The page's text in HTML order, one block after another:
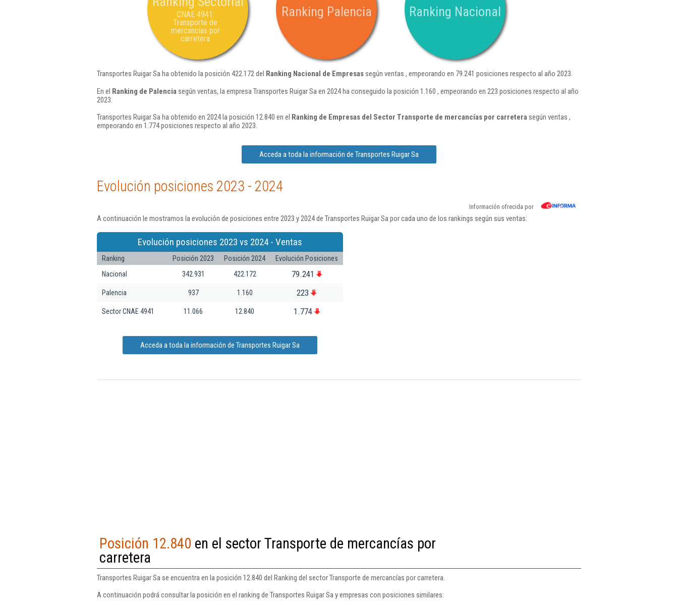
CNAE 4941:
Transporte de
mercancías por
carretera
Ranking Palencia Ranking Nacional
Transportes Ruigar Sa ha obtenido la posición 422.172 del Ranking Nacional de Empresassegún ventas , empeorando en 79.241 posiciones respecto al año 2023.
En el Ranking de Palencia según ventas, la empresa Transportes Ruigar Sa en 2024 ha conseguido la posición 1.160 , empeorando en 223 posiciones respecto al año
2023.
Transportes Ruigar Sa ha obtenido en 2024 la posición 12.840 en el Ranking de Empresas del Sector Transporte de mercancías por carreterasegún ventas ,
empeorando en 1.774 posiciones respecto al año 2023.
Acceda a toda la información de Transportes Ruigar Sa
Evolución posiciones 2023 - 2024
Información ofrecida por
A continuación le mostramos la evolución de posiciones entre 2023 y 2024 de Transportes Ruigar Sa por cada uno de los rankings según sus ventas:
Evolución posiciones 2023 vs 2024 - Ventas
Ranking Posición 2023 Posición 2024
Evolución Posiciones
Nacional
342.931 422.172 79.241
Palencia 937 1.160 223
Sector CNAE 4941 11.066 12.840 1.774
Acceda a toda la información de Transportes Ruigar Sa
Posición 12.840 en el sector Transporte de mercancías por
carretera
Transportes Ruigar Sa se encuentra en la posición 12.840 del Ranking del sector Transporte de mercancías por carretera.
A continuación podrá consultar la posición en el ranking de Transportes Ruigar Sa y empresas con posiciones similares: